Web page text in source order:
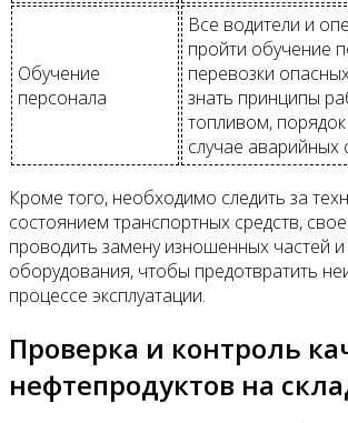
Обучение
персонала
Все водители и
пройти обучение
перевозки
знать принципы
топливом,
случае аварийных
Кроме того, необходимо следить за
состоянием транспортных средств,
проводить замену изношенных частей
оборудования, чтобы предотвратить
процессе эксплуатации.
Проверка и контроль
нефтепродуктов на